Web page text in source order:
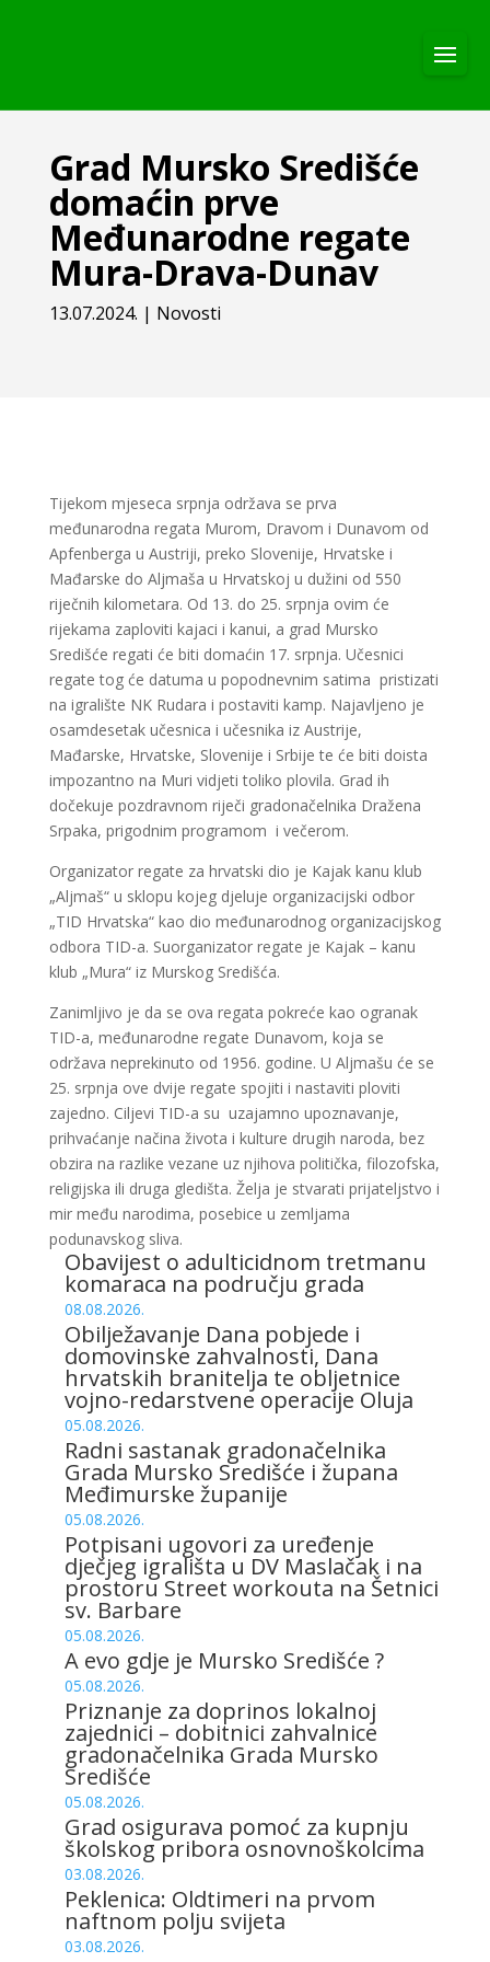
Grad Mursko Središće
domaćin prve
Međunarodne regate
Mura-Drava-Dunav
13.07.2024. | Novosti
Tijekom mjeseca srpnja održava se prva
međunarodna regata Murom, Dravom i Dunavom od
Apfenberga u Austriji, preko Slovenije, Hrvatske i
Mađarske do Aljmaša u Hrvatskoj u dužini od 550
riječnih kilometara. Od 13. do 25. srpnja ovim će
rijekama zaploviti kajaci i kanui, a grad Mursko
Središće regati će biti domaćin 17. srpnja. Učesnici
regate tog će datuma u popodnevnim satima pristizati
na igralište NK Rudara i postaviti kamp. Najavljeno je
osamdesetak učesnica i učesnika iz Austrije,
Mađarske, Hrvatske, Slovenije i Srbije te će biti doista
impozantno na Muri vidjeti toliko plovila. Grad ih
dočekuje pozdravnom riječi gradonačelnika Dražena
Srpaka, prigodnim programom i večerom.
Organizator regate za hrvatski dio je Kajak kanu klub
„Aljmaš“ u sklopu kojeg djeluje organizacijski odbor
„TID Hrvatska“ kao dio međunarodnog organizacijskog
odbora TID-a. Suorganizator regate je Kajak – kanu
klub „Mura“ iz Murskog Središća.
Zanimljivo je da se ova regata pokreće kao ogranak
TID-a, međunarodne regate Dunavom, koja se
održava neprekinuto od 1956. godine. U Aljmašu će se
25. srpnja ove dvije regate spojiti i nastaviti ploviti
zajedno. Ciljevi TID-a su uzajamno upoznavanje,
prihvaćanje načina života i kulture drugih naroda, bez
obzira na razlike vezane uz njihova politička, filozofska,
religijska ili druga gledišta. Želja je stvarati prijateljstvo i
mir među narodima, posebice u zemljama
podunavskog sliva.
Obavijest o adulticidnom tretmanu
komaraca na području grada
08.08.2026.
Obilježavanje Dana pobjede i
domovinske zahvalnosti, Dana
hrvatskih branitelja te obljetnice
vojno-redarstvene operacije Oluja
05.08.2026.
Radni sastanak gradonačelnika
Grada Mursko Središće i župana
Međimurske županije
05.08.2026.
Potpisani ugovori za uređenje
dječjeg igrališta u DV Maslačak i na
prostoru Street workouta na Šetnici
sv. Barbare
05.08.2026.
A evo gdje je Mursko Središće ?
05.08.2026.
Priznanje za doprinos lokalnoj
zajednici – dobitnici zahvalnice
gradonačelnika Grada Mursko
Središće
05.08.2026.
Grad osigurava pomoć za kupnju
školskog pribora osnovnoškolcima
03.08.2026.
Peklenica: Oldtimeri na prvom
naftnom polju svijeta
03.08.2026.